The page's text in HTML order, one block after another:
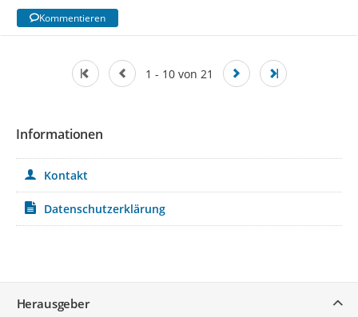
Kommentieren
1 - 10 von 21
Informationen
Kontakt
Datenschutzerklärung
Herausgeber